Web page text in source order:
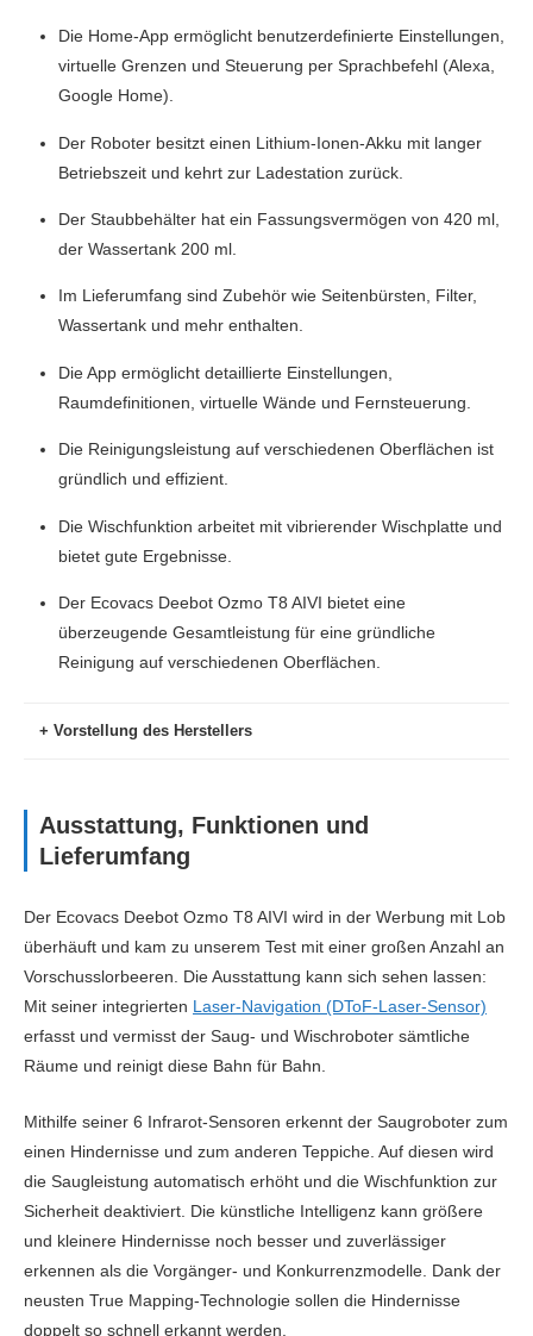
Die Home-App ermöglicht benutzerdefinierte Einstellungen,
virtuelle Grenzen und Steuerung per Sprachbefehl (Alexa,
Google Home).
Der Roboter besitzt einen Lithium-Ionen-Akku mit langer
Betriebszeit und kehrt zur Ladestation zurück.
Der Staubbehälter hat ein Fassungsvermögen von 420 ml,
der Wassertank 200 ml.
Im Lieferumfang sind Zubehör wie Seitenbürsten, Filter,
Wassertank und mehr enthalten.
Die App ermöglicht detaillierte Einstellungen,
Raumdefinitionen, virtuelle Wände und Fernsteuerung.
Die Reinigungsleistung auf verschiedenen Oberflächen ist
gründlich und effizient.
Die Wischfunktion arbeitet mit vibrierender Wischplatte und
bietet gute Ergebnisse.
Der Ecovacs Deebot Ozmo T8 AIVI bietet eine
überzeugende Gesamtleistung für eine gründliche
Reinigung auf verschiedenen Oberflächen.
Vorstellung des Herstellers
Ausstattung, Funktionen und
Lieferumfang
Der Ecovacs Deebot Ozmo T8 AIVI wird in der Werbung mit Lob
überhäuft und kam zu unserem Test mit einer großen Anzahl an
Vorschusslorbeeren. Die Ausstattung kann sich sehen lassen:
Mit seiner integrierten Laser-Navigation (DToF-Laser-Sensor)
erfasst und vermisst der Saug- und Wischroboter sämtliche
Räume und reinigt diese Bahn für Bahn.
Mithilfe seiner 6 Infrarot-Sensoren erkennt der Saugroboter zum
einen Hindernisse und zum anderen Teppiche. Auf diesen wird
die Saugleistung automatisch erhöht und die Wischfunktion zur
Sicherheit deaktiviert. Die künstliche Intelligenz kann größere
und kleinere Hindernisse noch besser und zuverlässiger
erkennen als die Vorgänger- und Konkurrenzmodelle. Dank der
neusten True Mapping-Technologie sollen die Hindernisse
doppelt so schnell erkannt werden.